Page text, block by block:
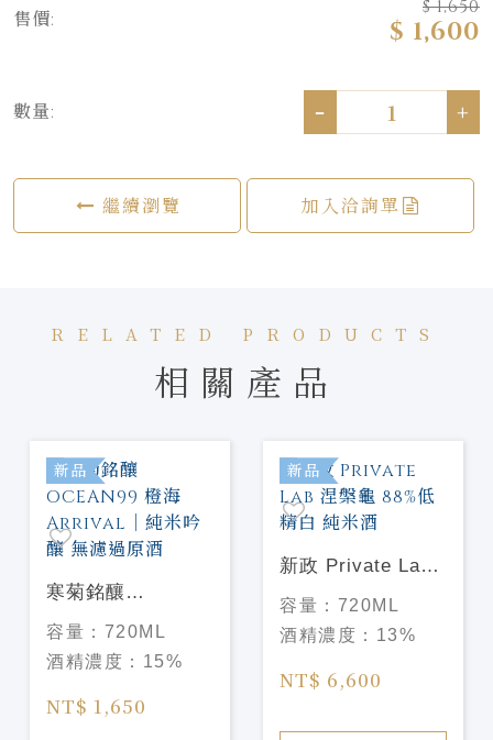
售價:
$ 1,650
$ 1,600
數量: - +
繼續瀏覽 加入洽詢單
RELATED PRODUCTS
相關產品
新品
寒菊銘釀
OCEAN99 橙海
Arrival｜純米吟釀
無濾過原酒
容量： 720ML
酒精濃度： 15%
NT$ 1,650
新品
新政 Private Lab
涅槃龜 88%低精白
純米酒
容量： 720ML
酒精濃度： 13%
NT$ 6,600